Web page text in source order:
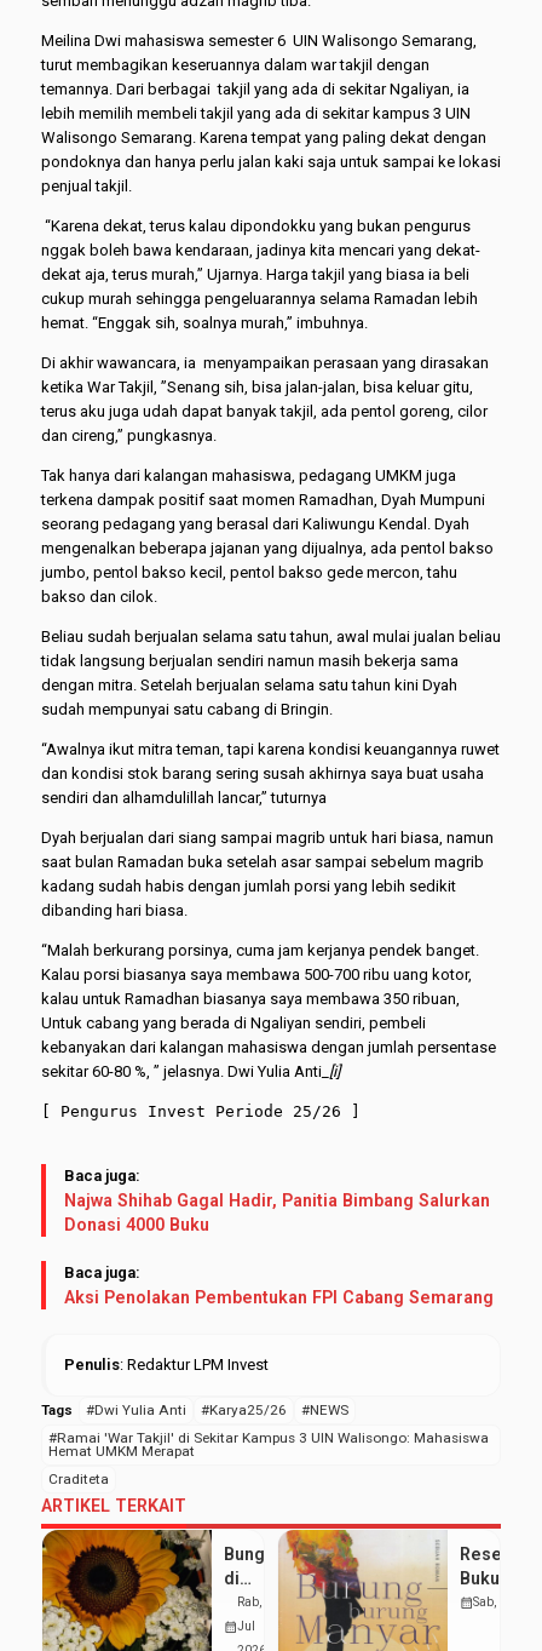
Meilina Dwi mahasiswa semester 6 UIN Walisongo Semarang,
turut membagikan keseruannya dalam war takjil dengan
temannya. Dari berbagai takjil yang ada di sekitar Ngaliyan, ia
lebih memilih membeli takjil yang ada di sekitar kampus 3 UIN
Walisongo Semarang. Karena tempat yang paling dekat dengan
pondoknya dan hanya perlu jalan kaki saja untuk sampai ke lokasi
penjual takjil.
“Karena dekat, terus kalau dipondokku yang bukan pengurus
nggak boleh bawa kendaraan, jadinya kita mencari yang dekat-
dekat aja, terus murah,” Ujarnya. Harga takjil yang biasa ia beli
cukup murah sehingga pengeluarannya selama Ramadan lebih
hemat. “Enggak sih, soalnya murah,” imbuhnya.
Di akhir wawancara, ia menyampaikan perasaan yang dirasakan
ketika War Takjil, ”Senang sih, bisa jalan-jalan, bisa keluar gitu,
terus aku juga udah dapat banyak takjil, ada pentol goreng, cilor
dan cireng,” pungkasnya.
Tak hanya dari kalangan mahasiswa, pedagang UMKM juga
terkena dampak positif saat momen Ramadhan, Dyah Mumpuni
seorang pedagang yang berasal dari Kaliwungu Kendal. Dyah
mengenalkan beberapa jajanan yang dijualnya, ada pentol bakso
jumbo, pentol bakso kecil, pentol bakso gede mercon, tahu
bakso dan cilok.
Beliau sudah berjualan selama satu tahun, awal mulai jualan beliau
tidak langsung berjualan sendiri namun masih bekerja sama
dengan mitra. Setelah berjualan selama satu tahun kini Dyah
sudah mempunyai satu cabang di Bringin.
“Awalnya ikut mitra teman, tapi karena kondisi keuangannya ruwet
dan kondisi stok barang sering susah akhirnya saya buat usaha
sendiri dan alhamdulillah lancar,” tuturnya
Dyah berjualan dari siang sampai magrib untuk hari biasa, namun
saat bulan Ramadan buka setelah asar sampai sebelum magrib
kadang sudah habis dengan jumlah porsi yang lebih sedikit
dibanding hari biasa.
“Malah berkurang porsinya, cuma jam kerjanya pendek banget.
Kalau porsi biasanya saya membawa 500-700 ribu uang kotor,
kalau untuk Ramadhan biasanya saya membawa 350 ribuan,
Untuk cabang yang berada di Ngaliyan sendiri, pembeli
kebanyakan dari kalangan mahasiswa dengan jumlah persentase
sekitar 60-80 %, ” jelasnya. Dwi Yulia Anti _[i]
[ Pengurus Invest Periode 25/26 ]
Baca juga:
Najwa Shihab Gagal Hadir, Panitia Bimbang Salurkan
Donasi 4000 Buku
Baca juga:
Aksi Penolakan Pembentukan FPI Cabang Semarang
Penulis: Redaktur LPM Invest
Tags #Dwi Yulia Anti #Karya25/26
#NEWS
#Ramai 'War Takjil' di Sekitar Kampus 3 UIN Walisongo: Mahasiswa
Hemat UMKM Merapat
Craditeta
ARTIKEL TERKAIT
Bunga
di
Negeri
Orang
calendar_month
Rab, 29
Jul
Resensi
Buku:
Menenun
calendar_monthSab, 18 Jul